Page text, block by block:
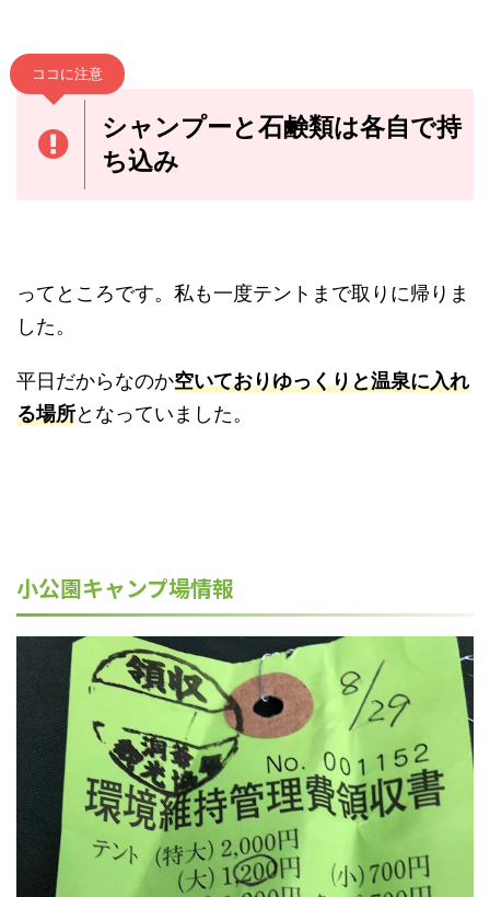
ココに注意
シャンプーと石鹸類は各自で持
ち込み
ってところです。私も一度テントまで取りに帰りま
した。
平日だからなのか空いておりゆっくりと温泉に入れ
る場所となっていました。
小公園キャンプ場情報